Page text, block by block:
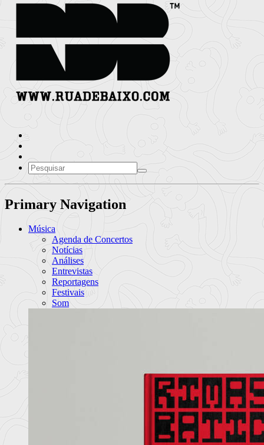
Primary Navigation
Música
Agenda de Concertos
Notícias
Análises
Entrevistas
Reportagens
Festivais
Som